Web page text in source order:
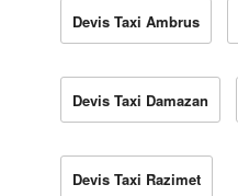
Devis Taxi Ambrus
Devis Taxi Damazan
Devis Taxi Razimet